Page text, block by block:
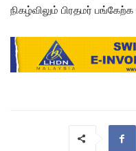
நிகழ்விலும் பிரதமர்